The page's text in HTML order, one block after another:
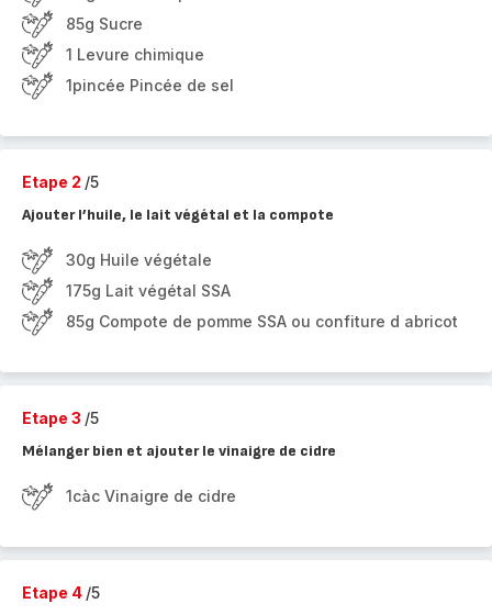
85g Sucre
1 Levure chimique
1pincée Pincée de sel
Etape 2 /5
Ajouter l’huile, le lait végétal et la compote
30g Huile végétale
175g Lait végétal SSA
85g Compote de pomme SSA ou confiture d abricot
Etape 3 /5
Mélanger bien et ajouter le vinaigre de cidre
1càc Vinaigre de cidre
Etape 4 /5